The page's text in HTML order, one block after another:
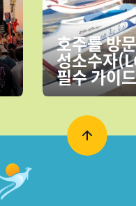
호주를 방
성소수자
필수 가이드